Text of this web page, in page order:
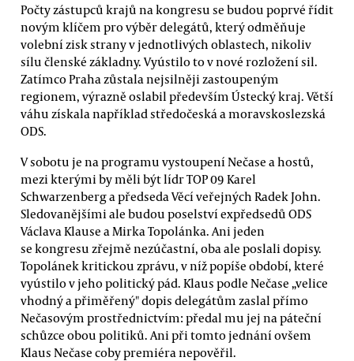
Počty zástupců krajů na kongresu se budou poprvé řídit
novým klíčem pro výběr delegátů, který odměňuje
volební zisk strany v jednotlivých oblastech, nikoliv
sílu členské základny. Vyústilo to v nové rozložení sil.
Zatímco Praha zůstala nejsilněji zastoupeným
regionem, výrazně oslabil především Ústecký kraj. Větší
váhu získala například středočeská a moravskoslezská
ODS.
V sobotu je na programu vystoupení Nečase a hostů,
mezi kterými by měli být lídr TOP 09 Karel
Schwarzenberg a předseda Věcí veřejných Radek John.
Sledovanějšími ale budou poselství expředsedů ODS
Václava Klause a Mirka Topolánka. Ani jeden
se kongresu zřejmě nezúčastní, oba ale poslali dopisy.
Topolánek kritickou zprávu, v níž popíše období, které
vyústilo v jeho politický pád. Klaus podle Nečase „velice
vhodný a přiměřený" dopis delegátům zaslal přímo
Nečasovým prostřednictvím: předal mu jej na páteční
schůzce obou politiků. Ani při tomto jednání ovšem
Klaus Nečase coby premiéra nepověřil.